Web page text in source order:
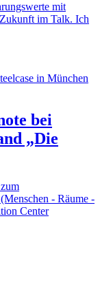
mit
im Talk. Ich
bei
„Die
- Räume -
Center